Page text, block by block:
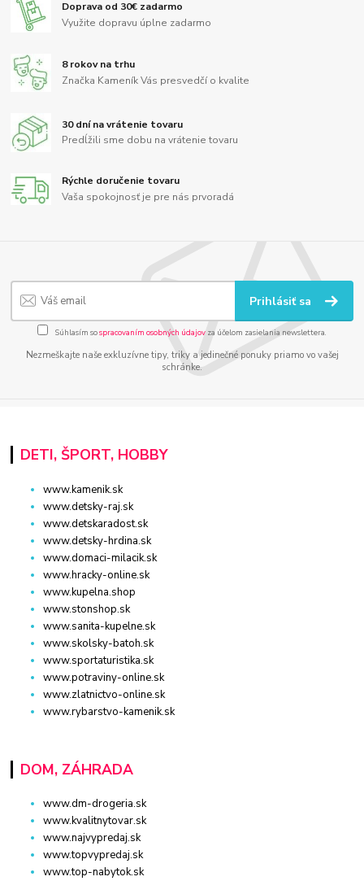
Doprava od 30€ zadarmo
Využite dopravu úplne zadarmo
8 rokov na trhu
Značka Kameník Vás presvedčí o kvalite
30 dní na vrátenie tovaru
Predĺžili sme dobu na vrátenie tovaru
Rýchle doručenie tovaru
Vaša spokojnosť je pre nás prvoradá
Prihlásiť sa
Súhlasím sospracovaním osobných údajov za účelom zasielania newslettera.
Nezmeškajte naše exkluzívne tipy, triky a jedinečné ponuky priamo vo vašej
schránke.
DETI, ŠPORT, HOBBY
www.kamenik.sk
www.detsky-raj.sk
www.detskaradost.sk
www.detsky-hrdina.sk
www.domaci-milacik.sk
www.hracky-online.sk
www.kupelna.shop
www.stonshop.sk
www.sanita-kupelne.sk
www.skolsky-batoh.sk
www.sportaturistika.sk
www.potraviny-online.sk
www.zlatnictvo-online.sk
www.rybarstvo-kamenik.sk
DOM, ZÁHRADA
www.dm-drogeria.sk
www.kvalitnytovar.sk
www.najvypredaj.sk
www.topvypredaj.sk
www.top-nabytok.sk